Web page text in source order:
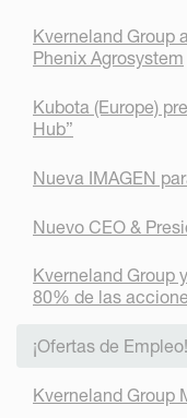
Kverneland Group
Phenix Agrosystem
Kubota (Europe)
Hub”
Nueva IMAGEN
Nuevo CEO &
Kverneland Group
80% de las
¡Ofertas de Empleo!
Kverneland Group